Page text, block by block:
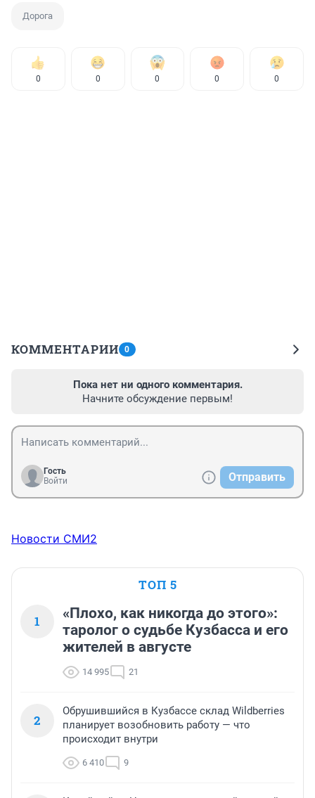
Дорога
0 0 0 0 0
КОММЕНТАРИИ 0
Пока нет ни одного комментария.
Начните обсуждение первым!
Гость
Войти
Отправить
Новости СМИ2
ТОП 5
1
«Плохо, как никогда до этого»:
таролог о судьбе Кузбасса и его
жителей в августе
14 995 21
2
Обрушившийся в Кузбассе склад Wildberries
планирует возобновить работу — что
происходит внутри
6 410 9